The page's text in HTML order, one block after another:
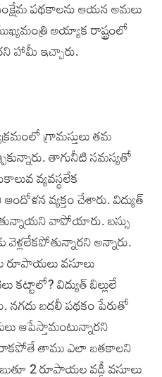
పథకాలను ఆయన అమలు
అయ్యాక రాష్ట్రంలో
హామీ ఇచ్చారు.
గ్రామస్తులు తమ
తాగునీటి సమస్యతో
వ్యవస్థలేక
వ్యక్తం చేశారు. విద్యుత్
వాపోయారు. బస్సు
వెళ్లలేకపోతున్నారని ‌అన్నారు.
రూపాయలు వసూలు
కట్టాలో? విద్యు‌త్ బిల్లులే
నగదు బదలీ పథకం పేరుతో
ఆపేస్తామంటున్నారని
రాకపోతే తాము ఎలా బతకాలని
2 రూపాయల వడ్డీ వసూలు